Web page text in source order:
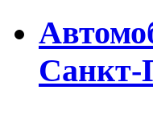
Санкт-